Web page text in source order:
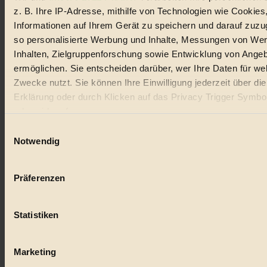
z. B. Ihre IP-Adresse, mithilfe von Technologien wie
Informationen auf Ihrem Gerät zu speichern und darauf
so personalisierte Werbung und Inhalte, Messungen von
Inhalten, Zielgruppenforschung sowie Entwicklung von
ermöglichen. Sie entscheiden darüber, wer Ihre Daten für
Zwecke nutzt. Sie können Ihre Einwilligung jederzeit über
Erklärung oder durch Klicken auf das Privacy Trigger
oder widerrufen
Wenn Sie es erlauben, würden wir auch gerne:
Ihr Gerät durch aktives Scannen nach bestimmten
Erfahren Sie mehr darüber, wie Ihre persönlichen Daten
Notwendig
Präferenzen
Statistiken
Marketing
Natur
kinderbuch
nachhaltig